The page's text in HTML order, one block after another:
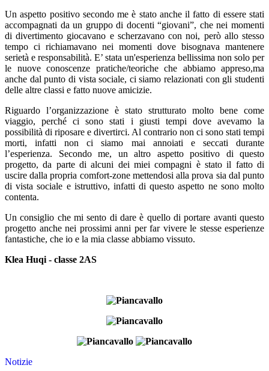
Un aspetto positivo secondo me è stato anche il fatto di essere stati
accompagnati da un gruppo di docenti “giovani”, che nei momenti
di divertimento giocavano e scherzavano con noi, però allo stesso
tempo ci richiamavano nei momenti dove bisognava mantenere
serietà e responsabilità. E’ stata un'esperienza bellissima non solo per
le nuove conoscenze pratiche/teoriche che abbiamo appreso,ma
anche dal punto di vista sociale, ci siamo relazionati con gli studenti
delle altre classi e fatto nuove amicizie.
Riguardo l’organizzazione è stato strutturato molto bene come
viaggio, perché ci sono stati i giusti tempi dove avevamo la
possibilità di riposare e divertirci. Al contrario non ci sono stati tempi
morti, infatti non ci siamo mai annoiati e seccati durante
l’esperienza. Secondo me, un altro aspetto positivo di questo
progetto, da parte di alcuni dei miei compagni è stato il fatto di
uscire dalla propria comfort-zone mettendosi alla prova sia dal punto
di vista sociale e istruttivo, infatti di questo aspetto ne sono molto
contenta.
Un consiglio che mi sento di dare è quello di portare avanti questo
progetto anche nei prossimi anni per far vivere le stesse esperienze
fantastiche, che io e la mia classe abbiamo vissuto.
Klea Huqi - classe 2AS
Notizie